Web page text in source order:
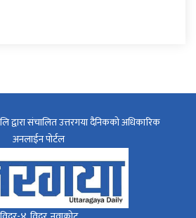
लि द्वारा संचालित उत्तरगया दैनिकको अधिकारिक
अनलाईन पोर्टल